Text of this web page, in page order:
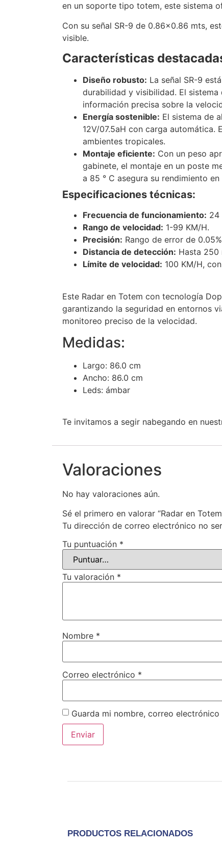
en un soporte tipo totem, este sistema
Con su señal SR-9 de 0.86×0.86 mts,
visible.
Características
Diseño robusto: La señal SR-9
durabilidad y visibilidad. El
información precisa sobre la
Energía sostenible: El sistema de
12V/07.5aH con carga
ambientes tropicales.
Montaje eficiente: Con un peso
gabinete, el montaje en un poste
a 85 ° C asegura su rendimiento
Especificaciones técnicas:
Frecuencia de funcionamiento: 24
Rango de velocidad: 1-99 KM/H.
Precisión: Rango de error de
Distancia de detección: Hasta 250
Límite de velocidad: 100 KM/H,
Este Radar en Totem con tecnología
garantizando la seguridad en entornos
monitoreo preciso de la velocidad.
Medidas:
Largo: 86.0 cm
Ancho: 86.0 cm
Leds: ámbar
Te invitamos a segir nabegando en
Valoraciones
No hay valoraciones aún.
Sé el primero en valorar “Radar en
Tu dirección de correo electrónico no
Tu puntuación *
Tu valoración *
Nombre *
Correo electrónico *
Guarda mi nombre, correo
PRODUCTOS RELACIONADOS